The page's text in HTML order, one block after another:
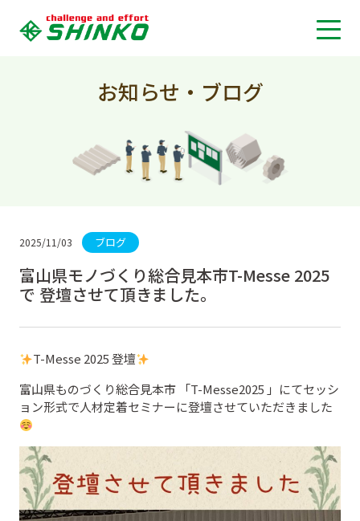
お知らせ・ブログ
2025/11/03 ブログ
富山県モノづくり総合見本市T-Messe 2025
で 登壇させて頂きました。
T-Messe 2025 登壇
富山県ものづくり総合見本市 「T-Messe2025 」にてセッシ
ョン形式で人材定着セミナーに登壇させていただきました